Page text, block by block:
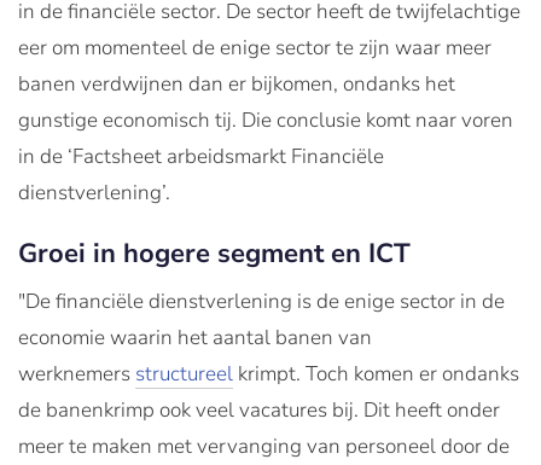
in de financiële sector. De sector heeft de twijfelachtige
eer om momenteel de enige sector te zijn waar meer
banen verdwijnen dan er bijkomen, ondanks het
gunstige economisch tij. Die conclusie komt naar voren
in de ‘Factsheet arbeidsmarkt Financiële
dienstverlening’.
Groei in hogere segment en ICT
"De financiële dienstverlening is de enige sector in de
economie waarin het aantal banen van
werknemers structureel krimpt. Toch komen er ondanks
de banenkrimp ook veel vacatures bij. Dit heeft onder
meer te maken met vervanging van personeel door de